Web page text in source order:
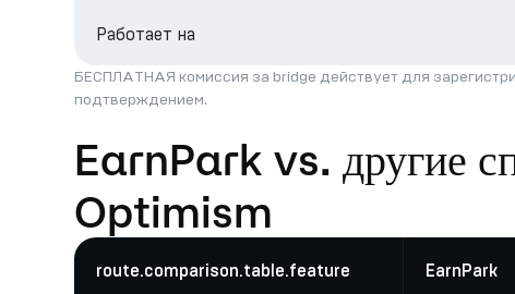
Работает на
БЕСПЛАТНАЯ комиссия за bridge действует для
подтверждением.
EarnPark vs. другие
Optimism
route.comparison.table.feature EarnPark